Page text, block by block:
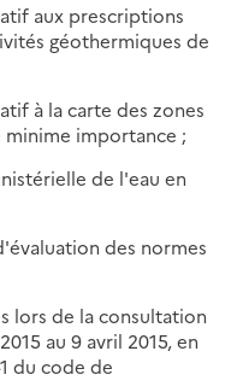
aux prescriptions
géothermiques de
à la carte des zones
importance ;
de l'eau en
des normes
lors de la consultation
au 9 avril 2015, en
du code de